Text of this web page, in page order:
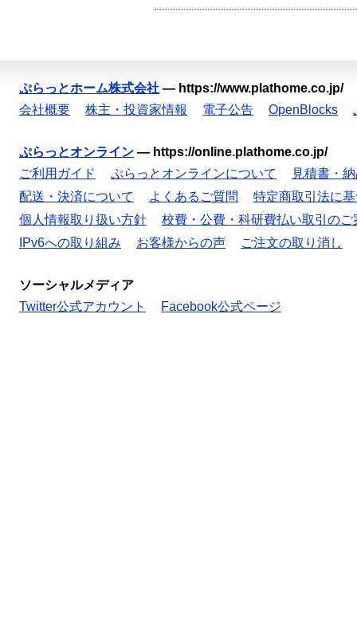
ぷらっとホーム株式会社 — https://www.plathome.co.jp/
会社概要
株主・投資家情報 電子公告 OpenBlocks
ぷらっとオンライン — https://online.plathome.co.jp/
ご利用ガイド
ぷらっとオンラインについて
見積書・
配送・決済について
よくあるご質問
特定商取引法に
個人情報取り扱い方針
校費・公費・科研費払い取引のご
IPv6への取り組み
お客様からの声 ご注文の取り消し
ソーシャルメディア
Twitter公式アカウント
Facebook公式ページ